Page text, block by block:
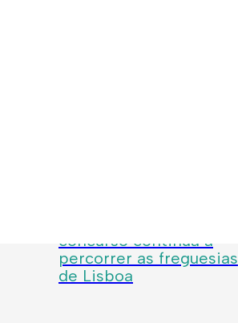
concurso continua a
percorrer as freguesias
de Lisboa